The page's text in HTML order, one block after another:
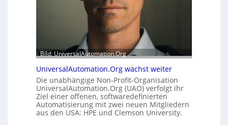
u
b
a
u
e
m
m
n
i
0
u
n
d
4
0
A
Bild: UniversalAutomation.Org
UniversalAutomation.Org wächst weiter
Die unabhängige Non-Profit-Organisation
UniversalAutomation.Org (UAO) verfolgt ihr
Ziel einer offenen, softwaredefinierten
Automatisierung mit zwei neuen Mitgliedern
aus den USA: HPE und Clemson University.